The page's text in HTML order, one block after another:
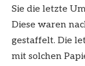
Sie die letzte
Diese waren
gestaffelt. Die
mit solchen